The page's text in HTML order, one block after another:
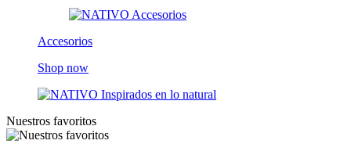
Accesorios
Shop now
Nuestros favoritos